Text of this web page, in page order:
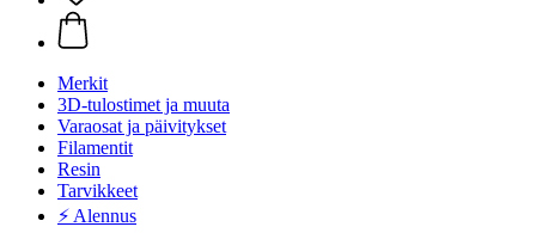
Merkit
3D-tulostimet ja muuta
Varaosat ja päivitykset
Filamentit
Resin
Tarvikkeet
⚡ Alennus